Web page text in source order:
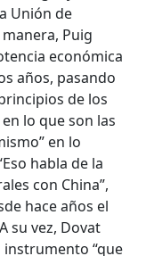
Unión de
Puig
económica
años, pasando
de los
lo que son las
en lo
habla de la
con China”,
hace años el
su vez, Dovat
“que